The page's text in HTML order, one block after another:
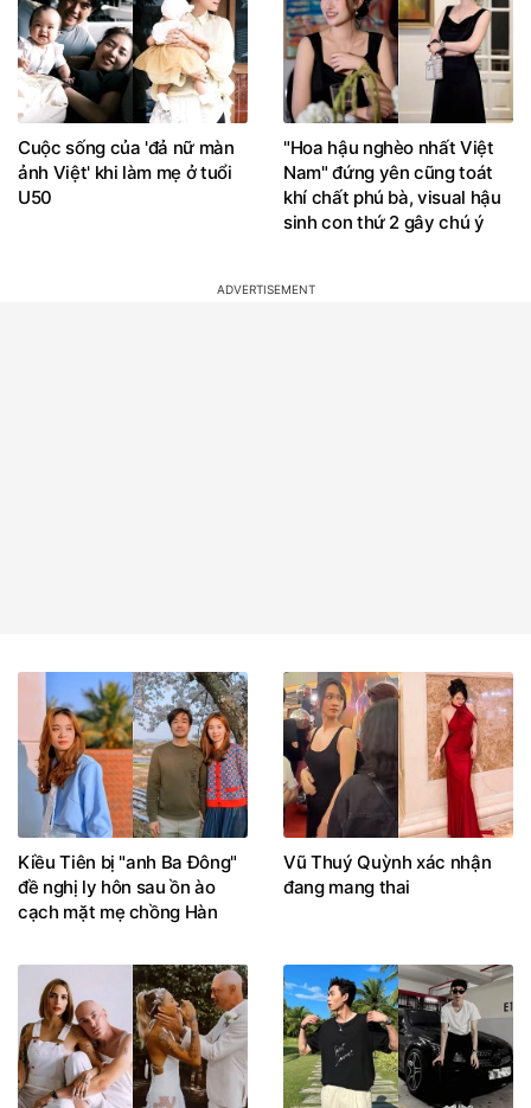
Cuộc sống của 'đả nữ màn
ảnh Việt' khi làm mẹ ở tuổi
U50
"Hoa hậu nghèo nhất Việt
Nam" đứng yên cũng toát
khí chất phú bà, visual hậu
sinh con thứ 2 gây chú ý
Kiều Tiên bị "anh Ba Đông"
đề nghị ly hôn sau ồn ào
cạch mặt mẹ chồng Hàn
Vũ Thuý Quỳnh xác nhận
đang mang thai